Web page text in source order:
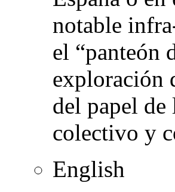
notable
el “panteón
exploración
del papel de
colectivo y
English